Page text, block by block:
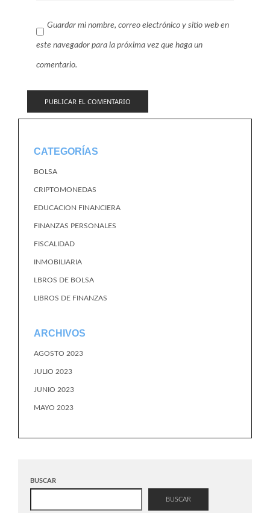
Guardar mi nombre, correo electrónico y sitio web en
este navegador para la próxima vez que haga un
comentario.
CATEGORÍAS
BOLSA
CRIPTOMONEDAS
EDUCACION FINANCIERA
FINANZAS PERSONALES
FISCALIDAD
INMOBILIARIA
LBROS DE BOLSA
LIBROS DE FINANZAS
ARCHIVOS
AGOSTO 2023
JULIO 2023
JUNIO 2023
MAYO 2023
BUSCAR
BUSCAR